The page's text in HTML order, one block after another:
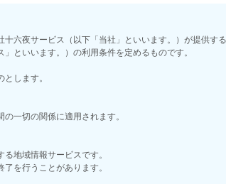
六夜サービス（以下「当社」といいます。）が提供す
といいます。）の利用条件を定めるものです。
します。
一切の関係に適用されます。
地域情報サービスです。
を行うことがあります。